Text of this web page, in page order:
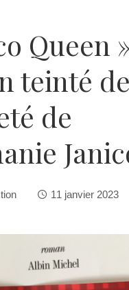
Queen
teinté de
de
11 janvier 2023